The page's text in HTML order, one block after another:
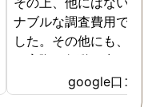
ナブルな調査費用で済み
した。その他にも、相談
ら実際に行動に出て頂い
のが、スゴく早く問題を
決していただき、大変助
google口コミ